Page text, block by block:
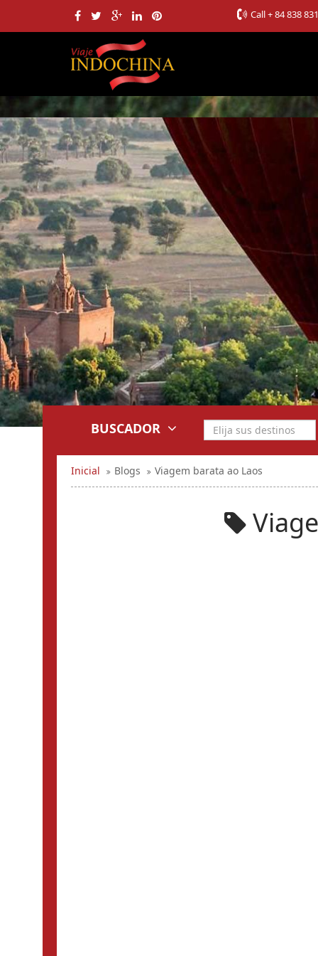
Call+ 84 838
BUSCADOR
Inicial Blogs Viagem barata ao Laos